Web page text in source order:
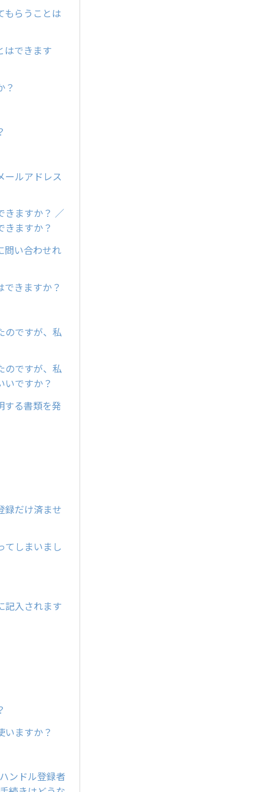
もらうことは
はできます
？
ールアドレス
きますか？ ／
ますか？
問い合わせれ
きますか？
ですが、私
ですが、私
ですか？
する書類を発
録だけ済ませ
てしまいまし
記入されます
いますか？
ンドル登録者